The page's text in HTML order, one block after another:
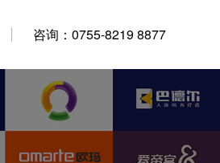
咨询：0755-8219 8877
咨询：0755-8219 8877